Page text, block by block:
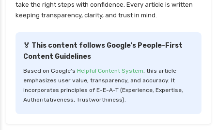
personal loan for pensioners
personal loan for self employed
personal loan for women
personal loan in 10 minutes
personal loan in andhra pradesh
take the right steps with confidence. Every article is written
keeping transparency, clarity, and trust in mind.
🏅 This content follows Google's People-First
Content Guidelines
Based on Google's Helpful Content System, this article
emphasizes user value, transparency, and accuracy. It
incorporates principles of E-E-A-T (Experience, Expertise,
Authoritativeness, Trustworthiness).